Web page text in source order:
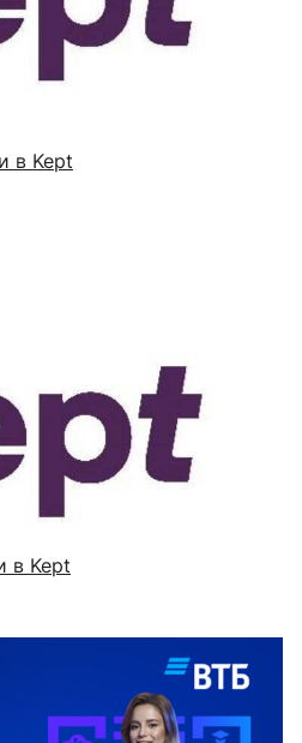
в Kept
в Kept